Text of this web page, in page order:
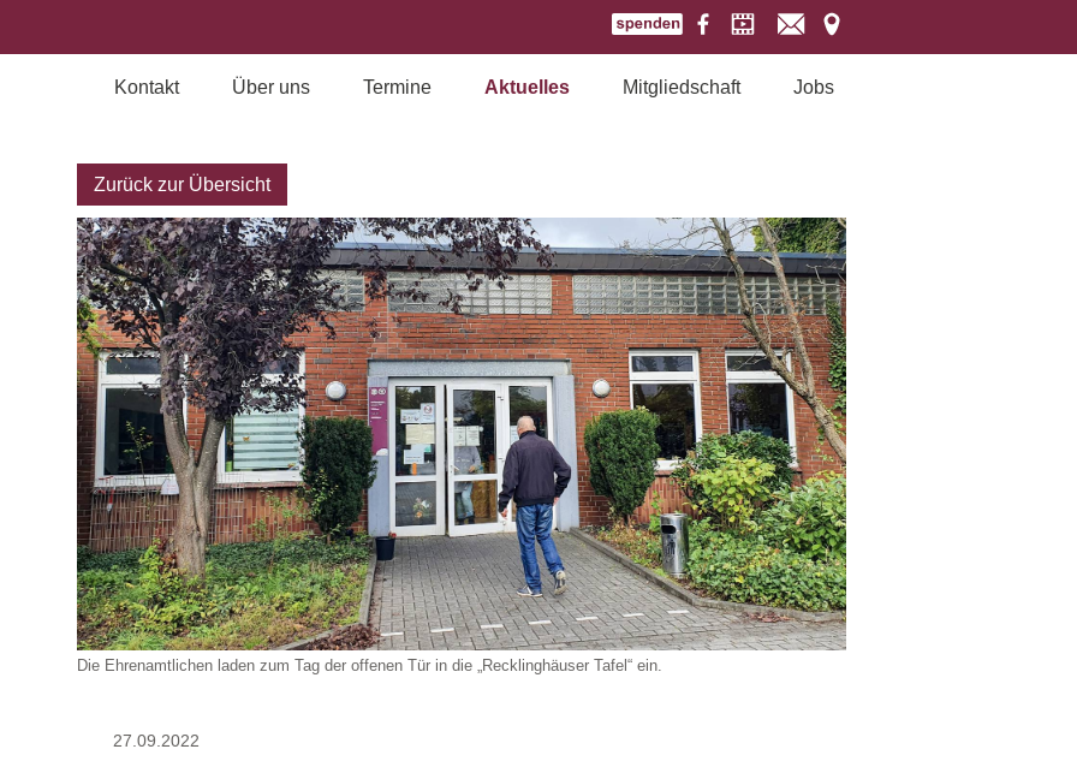
Kontakt Über uns Termine
Aktuelles
Mitgliedschaft Jobs
Zurück zur Übersicht
Die Ehrenamtlichen laden zum Tag der offenen Tür in die „Recklinghäuser Tafel“ ein.
27.09.2022